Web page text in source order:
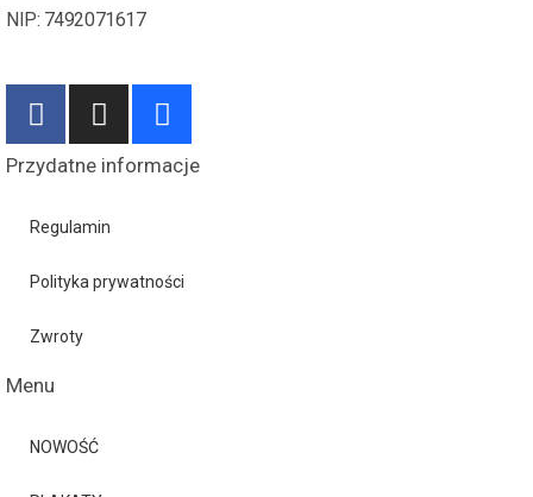
NIP: 7492071617
Przydatne informacje
Regulamin
Polityka prywatności
Zwroty
Menu
NOWOŚĆ